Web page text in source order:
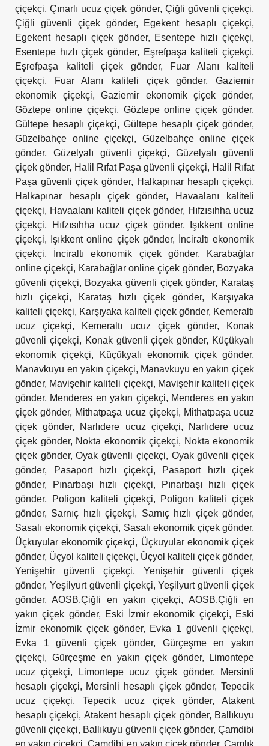
çiçekçi,Çınarlı ucuz çiçek gönder, Çiğli güvenli çiçekçi,
Çiğli güvenli çiçek gönder, Egekent hesaplı çiçekçi,
Egekent hesaplı çiçek gönder, Esentepe hızlı çiçekçi,
Esentepe hızlı çiçek gönder, Eşrefpaşa kaliteli çiçekçi,
Eşrefpaşa kaliteli çiçek gönder,
Fuar Alanı kaliteli
çiçekçi, Fuar Alanı kaliteli çiçek gönder,Gaziemir
ekonomik çiçekçi,Gaziemir ekonomik çiçek gönder,
Göztepe online çiçekçi, Göztepe online çiçek gönder,
Gültepe hesaplı çiçekçi, Gültepe hesaplı çiçek gönder,
Güzelbahçe online çiçekçi, Güzelbahçe online çiçek
gönder, Güzelyalı güvenli çiçekçi,Güzelyalı güvenli
çiçek gönder, Halil Rıfat Paşa güvenli çiçekçi, Halil Rıfat
Paşa güvenli çiçek gönder, Halkapınar hesaplı çiçekçi,
Halkapınar hesaplı çiçek gönder,
Havaalanı kaliteli
çiçekçi, Havaalanı kaliteli çiçek gönder, Hıfzısıhha ucuz
çiçekçi, Hıfzısıhha ucuz çiçek gönder,
Işıkkent online
çiçekçi, Işıkkent online çiçek gönder,
İnciraltı ekonomik
çiçekçi, İnciraltı ekonomik çiçek gönder,
Karabağlar
online çiçekçi, Karabağlar online çiçek gönder, Bozyaka
güvenli çiçekçi, Bozyaka güvenli çiçek gönder, Karataş
hızlı çiçekçi, Karataş hızlı çiçek gönder,
Karşıyaka
kaliteli çiçekçi, Karşıyaka kaliteli çiçek gönder, Kemeraltı
ucuz çiçekçi, Kemeraltı ucuz çiçek gönder,
Konak
güvenli çiçekçi, Konak güvenli çiçek gönder, Küçükyalı
ekonomik çiçekçi, Küçükyalı ekonomik çiçek gönder,
Manavkuyu en yakın çiçekçi, Manavkuyu en yakın çiçek
gönder, Mavişehir kaliteli çiçekçi, Mavişehir kaliteli çiçek
gönder, Menderes en yakın çiçekçi, Menderes en yakın
çiçek gönder, Mithatpaşa ucuz çiçekçi, Mithatpaşa ucuz
çiçek gönder, Narlıdere ucuz çiçekçi,
Narlıdere ucuz
çiçek gönder, Nokta ekonomik çiçekçi, Nokta ekonomik
çiçek gönder,Oyak güvenli çiçekçi, Oyak güvenli çiçek
gönder, Pasaport hızlı çiçekçi,
Pasaport hızlı çiçek
gönder, Pınarbaşı hızlı çiçekçi,
Pınarbaşı hızlı çiçek
gönder, Poligon kaliteli çiçekçi, Poligon kaliteli çiçek
gönder, Sarnıç hızlı çiçekçi, Sarnıç hızlı çiçek gönder,
Sasalı ekonomik çiçekçi, Sasalı ekonomik çiçek gönder,
Üçkuyular ekonomik çiçekçi, Üçkuyular ekonomik çiçek
gönder, Üçyol kaliteli çiçekçi, Üçyol kaliteli çiçek gönder,
Yenişehir güvenli çiçekçi, Yenişehir güvenli çiçek
gönder, Yeşilyurt güvenli çiçekçi,Yeşilyurt güvenli çiçek
gönder,AOSB.Çiğli en yakın çiçekçi, AOSB.Çiğli en
yakın çiçek gönder, Eski İzmir ekonomik çiçekçi, Eski
İzmir ekonomik çiçek gönder, Evka 1 güvenli çiçekçi,
Evka 1 güvenli çiçek gönder, Gürçeşme en yakın
çiçekçi, Gürçeşme en yakın çiçek gönder,
Limontepe
ucuz çiçekçi, Limontepe ucuz çiçek gönder,
Mersinli
hesaplı çiçekçi, Mersinli hesaplı çiçek gönder,Tepecik
ucuz çiçekçi,Tepecik ucuz çiçek gönder,Atakent
hesaplı çiçekçi, Atakent hesaplı çiçek gönder, Ballıkuyu
güvenli çiçekçi, Ballıkuyu güvenli çiçek gönder,Çamdibi
en yakın çiçekçi ,Çamdibi en yakın çiçek gönder, Çamlık